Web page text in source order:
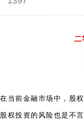
二
在当前金融市场中，股
股权投资的风险也是不